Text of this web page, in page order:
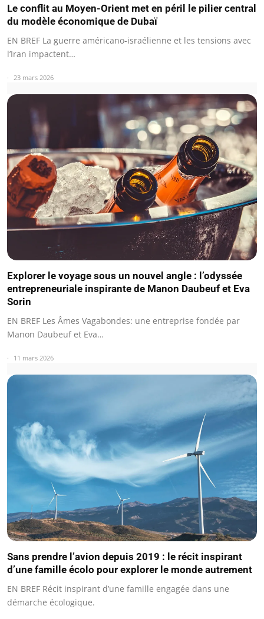
Le conflit au Moyen-Orient met en péril le pilier central
du modèle économique de Dubaï
EN BREF La guerre américano-israélienne et les tensions avec
l’Iran impactent…
23 mars 2026
Explorer le voyage sous un nouvel angle : l’odyssée
entrepreneuriale inspirante de Manon Daubeuf et Eva
Sorin
EN BREF Les Âmes Vagabondes: une entreprise fondée par
Manon Daubeuf et Eva…
11 mars 2026
Sans prendre l’avion depuis 2019 : le récit inspirant
d’une famille écolo pour explorer le monde autrement
EN BREF Récit inspirant d’une famille engagée dans une
démarche écologique.